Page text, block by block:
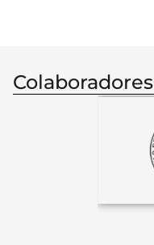
Colaboradores